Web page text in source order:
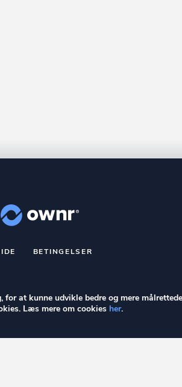
BETINGELSER
2., 2600 Glostrup, info@ownr.dk
at kunne udvikle bedre og mere målrettede
Læs mere om cookies her.